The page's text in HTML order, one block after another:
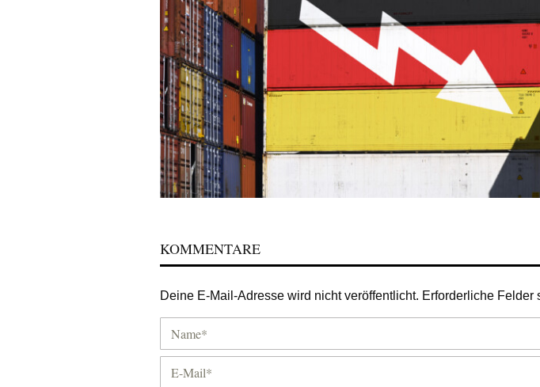
KOMMENTARE
Deine E-Mail-Adresse wird nicht veröffentlicht. Erforderliche Felder